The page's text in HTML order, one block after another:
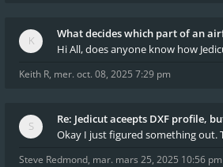
What decides which part of an
Hi All, does anyone know how
Keith R, mer. oct. 08, 2025 7:29 pm
Re: Jedicut aceepts DXF profile,
Okay I just figured something out.
Steve Redmond, mar. mars 25, 2025 10:56 pm